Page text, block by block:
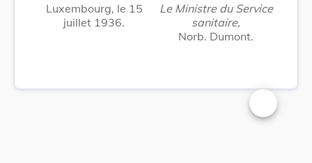
Luxembourg, le 15
juillet 1936.
Le Ministre du Service
sanitaire,
Norb. Dumont.
Changer la